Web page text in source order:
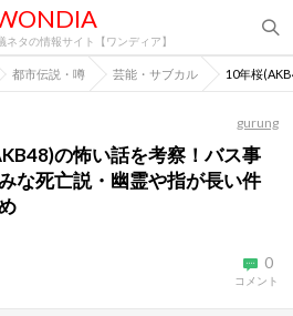
ネタの情報サイト【ワンディア】
都市伝説・噂 芸能・サブカル 10年桜
gurung
の怖い話を考察！バス事
な死亡説・幽霊や指が長い件
0
コメント